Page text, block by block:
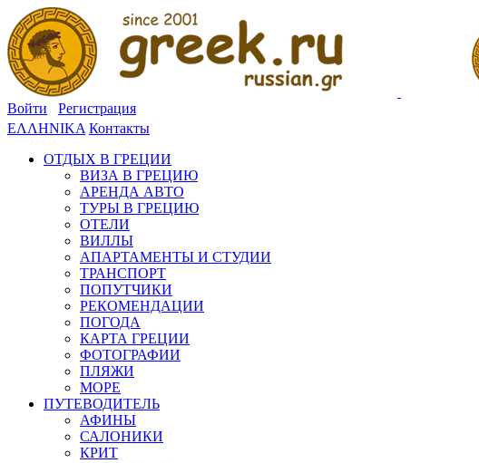
Войти
Регистрация
ΕΛΛΗΝΙΚΑ Контакты
ОТДЫХ В ГРЕЦИИ
ВИЗА В ГРЕЦИЮ
АРЕНДА АВТО
ТУРЫ В ГРЕЦИЮ
ОТЕЛИ
ВИЛЛЫ
АПАРТАМЕНТЫ И СТУДИИ
ТРАНСПОРТ
ПОПУТЧИКИ
РЕКОМЕНДАЦИИ
ПОГОДА
КАРТА ГРЕЦИИ
ФОТОГРАФИИ
ПЛЯЖИ
МОРЕ
ПУТЕВОДИТЕЛЬ
АФИНЫ
САЛОНИКИ
КРИТ